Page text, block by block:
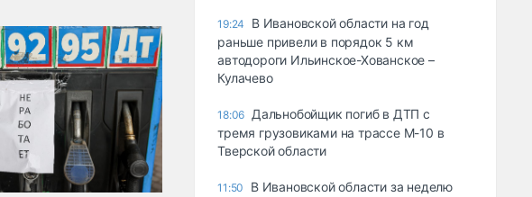
19:24
В Ивановской области на год
раньше привели в порядок 5 км
автодороги Ильинское-Хованское –
Кулачево
18:06 Дальнобойщик погиб в ДТП с
тремя грузовиками на трассе М-10 в
Тверской области
11:50
В Ивановской области за неделю